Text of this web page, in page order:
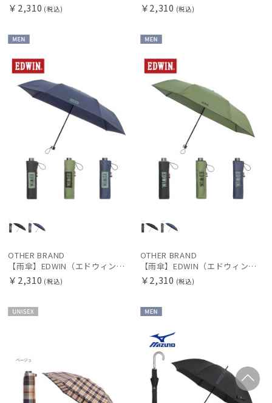
￥2,310 (税込) ￥2,310 (税込)
OTHER BRAND
【雨傘】EDWIN（エドウィン）折りたたみ傘 ステッチ×ロゴ 耐風 大きめ60
￥2,310 (税込)
OTHER BRAND
【雨傘】EDWIN（エドウィン）折りたたみ傘 パイピング×ロゴ 耐風 大きめ60
￥2,310 (税込)